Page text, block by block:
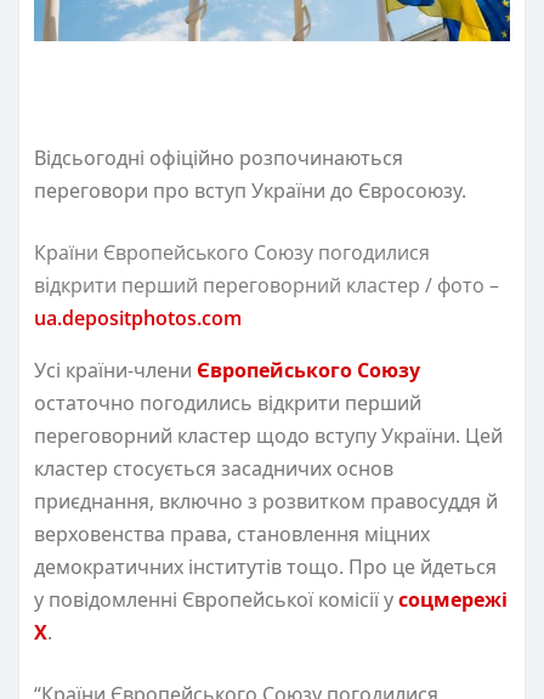
Відсьогодні офіційно розпочинаються
переговори про вступ України до Євросоюзу.
Країни Європейського Союзу погодилися
відкрити перший переговорний кластер / фото –
ua.depositphotos.com
Усі країни-члени Європейського Союзу
остаточно погодились відкрити перший
переговорний кластер щодо вступу України. Цей
кластер стосується засадничих основ
приєднання, включно з розвитком правосуддя й
верховенства права, становлення міцних
демократичних інститутів тощо. Про це йдетьcя
у повідомленні Європейcької комісії усоцмережі
X.